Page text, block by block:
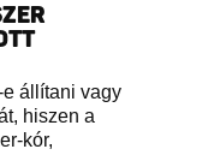
állítani vagy
hiszen a
kór,